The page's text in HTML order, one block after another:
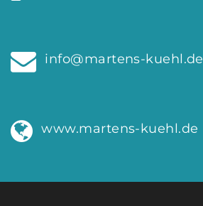
info@martens-kuehl.de
www.martens-kuehl.de